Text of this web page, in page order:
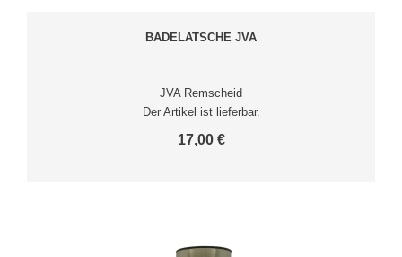
BADELATSCHE JVA
JVA Remscheid
Der Artikel ist lieferbar.
17,00 €